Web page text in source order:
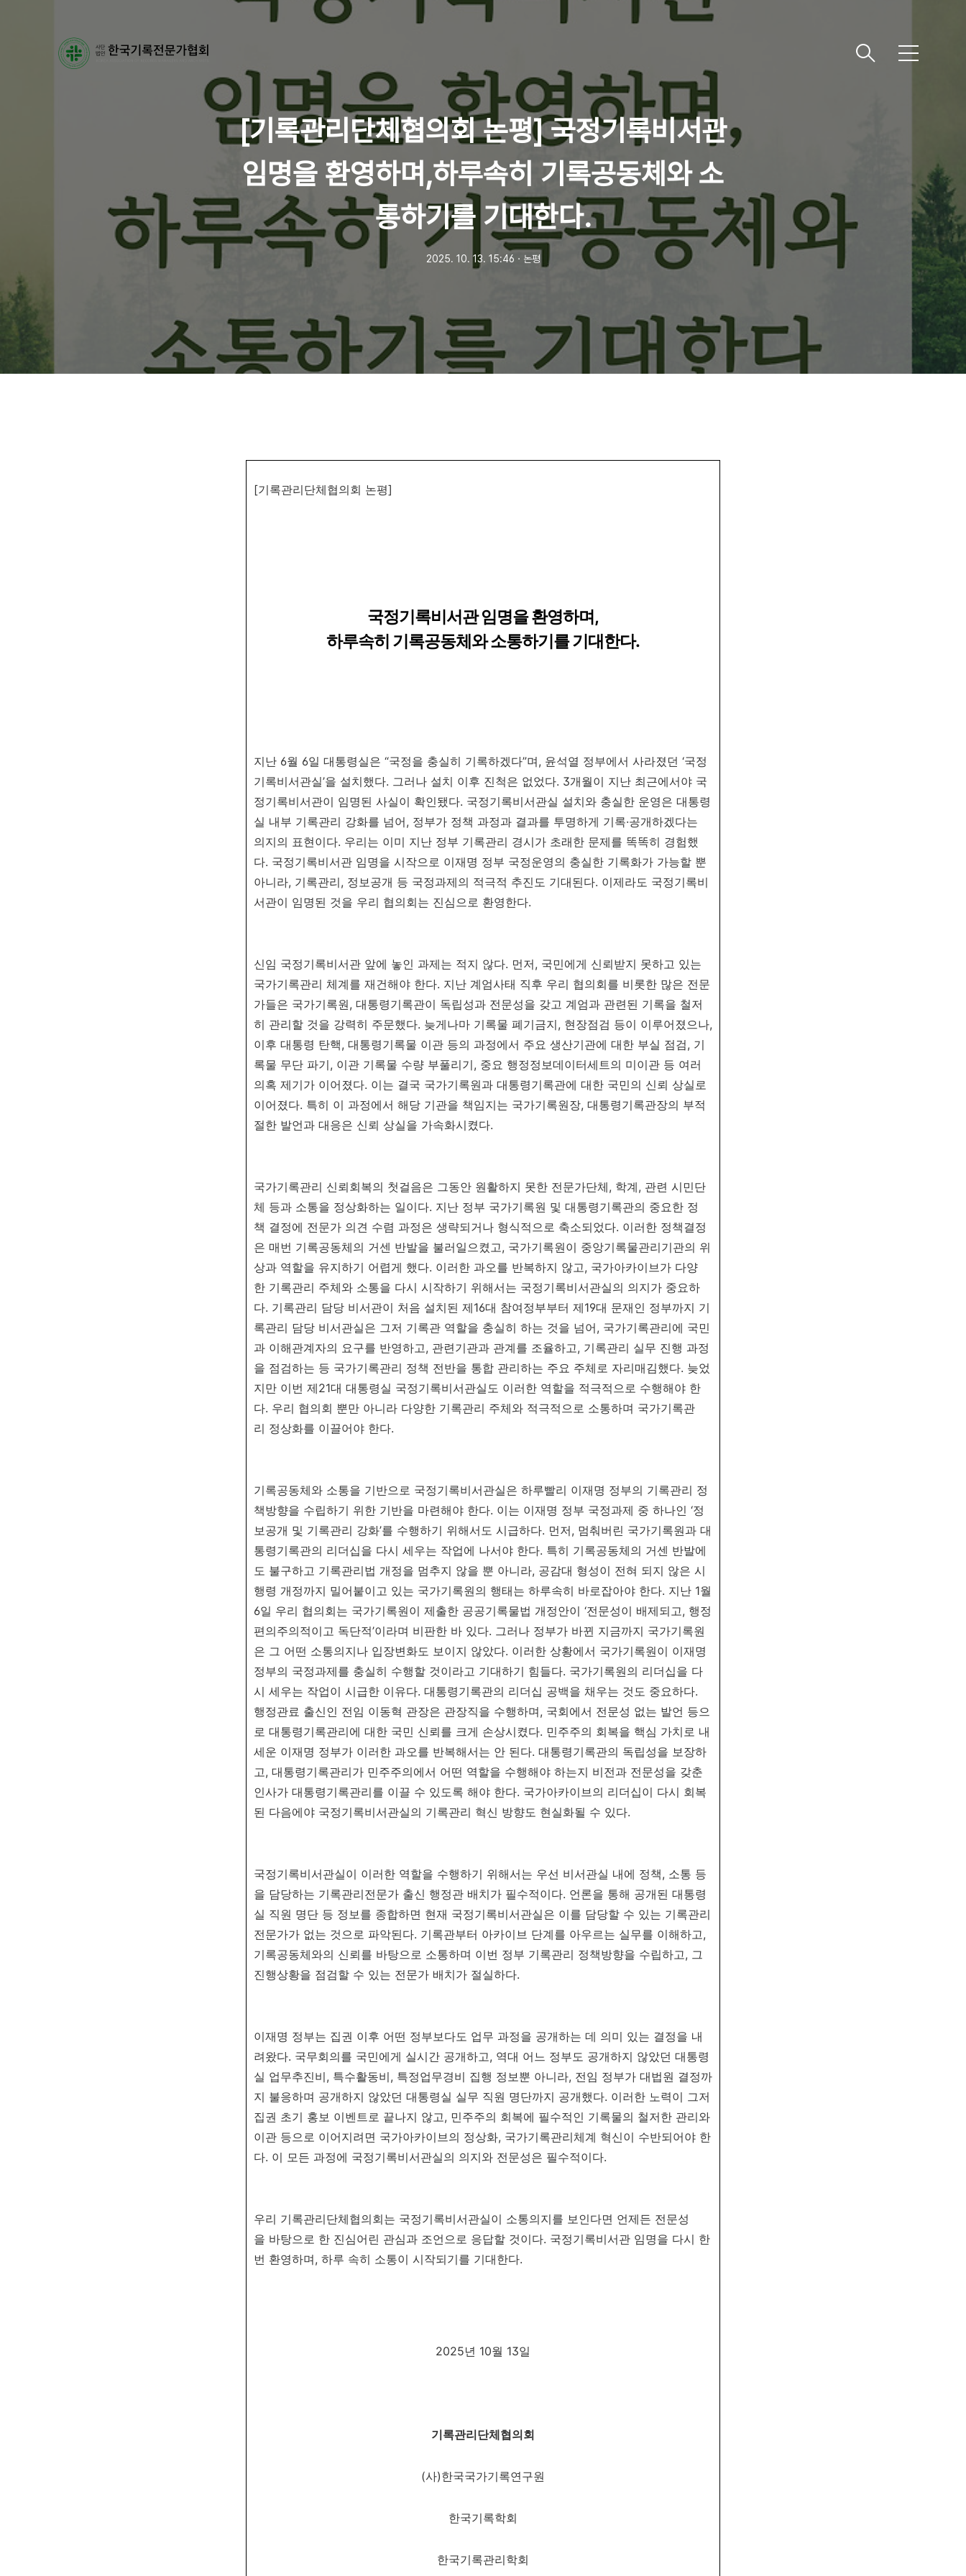
메
[기록관리단체협의회 논평] 국정기록비서관
임명을 환영하며,하루속히 기록공동체와 소
통하기를 기대한다.
2025. 10. 13. 15:46 ㆍ 논평
[기록관리단체협의회 논평]
국정기록비서관 임명을 환영하며,
하루속히 기록공동체와 소통하기를 기대한다.
지난 6월 6일 대통령실은 “국정을 충실히 기록하겠다”며, 윤석열 정부에서 사라졌던 ‘국정
기록비서관실’을 설치했다. 그러나 설치 이후 진척은 없었다. 3개월이 지난 최근에서야 국
정기록비서관이 임명된 사실이 확인됐다. 국정기록비서관실 설치와 충실한 운영은 대통령
실 내부 기록관리 강화를 넘어, 정부가 정책 과정과 결과를 투명하게 기록·공개하겠다는
의지의 표현이다. 우리는 이미 지난 정부 기록관리 경시가 초래한 문제를 똑똑히 경험했
다. 국정기록비서관 임명을 시작으로 이재명 정부 국정운영의 충실한 기록화가 가능할 뿐
아니라, 기록관리, 정보공개 등 국정과제의 적극적 추진도 기대된다. 이제라도 국정기록비
서관이 임명된 것을 우리 협의회는 진심으로 환영한다.
신임 국정기록비서관 앞에 놓인 과제는 적지 않다. 먼저, 국민에게 신뢰받지 못하고 있는
국가기록관리 체계를 재건해야 한다. 지난 계엄사태 직후 우리 협의회를 비롯한 많은 전문
가들은 국가기록원, 대통령기록관이 독립성과 전문성을 갖고 계엄과 관련된 기록을 철저
히 관리할 것을 강력히 주문했다. 늦게나마 기록물 폐기금지, 현장점검 등이 이루어졌으나,
이후 대통령 탄핵, 대통령기록물 이관 등의 과정에서 주요 생산기관에 대한 부실 점검, 기
록물 무단 파기, 이관 기록물 수량 부풀리기, 중요 행정정보데이터세트의 미이관 등 여러
의혹 제기가 이어졌다. 이는 결국 국가기록원과 대통령기록관에 대한 국민의 신뢰 상실로
이어졌다. 특히 이 과정에서 해당 기관을 책임지는 국가기록원장, 대통령기록관장의 부적
절한 발언과 대응은 신뢰 상실을 가속화시켰다.
국가기록관리 신뢰회복의 첫걸음은 그동안 원활하지 못한 전문가단체, 학계, 관련 시민단
체 등과 소통을 정상화하는 일이다. 지난 정부 국가기록원 및 대통령기록관의 중요한 정
책 결정에 전문가 의견 수렴 과정은 생략되거나 형식적으로 축소되었다. 이러한 정책결정
은 매번 기록공동체의 거센 반발을 불러일으켰고, 국가기록원이 중앙기록물관리기관의 위
상과 역할을 유지하기 어렵게 했다. 이러한 과오를 반복하지 않고, 국가아카이브가 다양
한 기록관리 주체와 소통을 다시 시작하기 위해서는 국정기록비서관실의 의지가 중요하
다. 기록관리 담당 비서관이 처음 설치된 제16대 참여정부부터 제19대 문재인 정부까지 기
록관리 담당 비서관실은 그저 기록관 역할을 충실히 하는 것을 넘어, 국가기록관리에 국민
과 이해관계자의 요구를 반영하고, 관련기관과 관계를 조율하고, 기록관리 실무 진행 과정
을 점검하는 등 국가기록관리 정책 전반을 통합 관리하는 주요 주체로 자리매김했다. 늦었
지만 이번 제21대 대통령실 국정기록비서관실도 이러한 역할을 적극적으로 수행해야 한
다. 우리 협의회 뿐만 아니라 다양한 기록관리 주체와 적극적으로 소통하며 국가기록관
리 정상화를 이끌어야 한다.
기록공동체와 소통을 기반으로 국정기록비서관실은 하루빨리 이재명 정부의 기록관리 정
책방향을 수립하기 위한 기반을 마련해야 한다. 이는 이재명 정부 국정과제 중 하나인 ‘정
보공개 및 기록관리 강화’를 수행하기 위해서도 시급하다. 먼저, 멈춰버린 국가기록원과 대
통령기록관의 리더십을 다시 세우는 작업에 나서야 한다. 특히 기록공동체의 거센 반발에
도 불구하고 기록관리법 개정을 멈추지 않을 뿐 아니라, 공감대 형성이 전혀 되지 않은 시
행령 개정까지 밀어붙이고 있는 국가기록원의 행태는 하루속히 바로잡아야 한다. 지난 1월
6일 우리 협의회는 국가기록원이 제출한 공공기록물법 개정안이 ‘전문성이 배제되고, 행정
편의주의적이고 독단적’이라며 비판한 바 있다. 그러나 정부가 바뀐 지금까지 국가기록원
은 그 어떤 소통의지나 입장변화도 보이지 않았다. 이러한 상황에서 국가기록원이 이재명
정부의 국정과제를 충실히 수행할 것이라고 기대하기 힘들다. 국가기록원의 리더십을 다
시 세우는 작업이 시급한 이유다. 대통령기록관의 리더십 공백을 채우는 것도 중요하다.
행정관료 출신인 전임 이동혁 관장은 관장직을 수행하며, 국회에서 전문성 없는 발언 등으
로 대통령기록관리에 대한 국민 신뢰를 크게 손상시켰다. 민주주의 회복을 핵심 가치로 내
세운 이재명 정부가 이러한 과오를 반복해서는 안 된다. 대통령기록관의 독립성을 보장하
고, 대통령기록관리가 민주주의에서 어떤 역할을 수행해야 하는지 비전과 전문성을 갖춘
인사가 대통령기록관리를 이끌 수 있도록 해야 한다. 국가아카이브의 리더십이 다시 회복
된 다음에야 국정기록비서관실의 기록관리 혁신 방향도 현실화될 수 있다.
국정기록비서관실이 이러한 역할을 수행하기 위해서는 우선 비서관실 내에 정책, 소통 등
을 담당하는 기록관리전문가 출신 행정관 배치가 필수적이다. 언론을 통해 공개된 대통령
실 직원 명단 등 정보를 종합하면 현재 국정기록비서관실은 이를 담당할 수 있는 기록관리
전문가가 없는 것으로 파악된다. 기록관부터 아카이브 단계를 아우르는 실무를 이해하고,
기록공동체와의 신뢰를 바탕으로 소통하며 이번 정부 기록관리 정책방향을 수립하고, 그
진행상황을 점검할 수 있는 전문가 배치가 절실하다.
이재명 정부는 집권 이후 어떤 정부보다도 업무 과정을 공개하는 데 의미 있는 결정을 내
려왔다. 국무회의를 국민에게 실시간 공개하고, 역대 어느 정부도 공개하지 않았던 대통령
실 업무추진비, 특수활동비, 특정업무경비 집행 정보뿐 아니라, 전임 정부가 대법원 결정까
지 불응하며 공개하지 않았던 대통령실 실무 직원 명단까지 공개했다. 이러한 노력이 그저
집권 초기 홍보 이벤트로 끝나지 않고, 민주주의 회복에 필수적인 기록물의 철저한 관리와
이관 등으로 이어지려면 국가아카이브의 정상화, 국가기록관리체계 혁신이 수반되어야 한
다. 이 모든 과정에 국정기록비서관실의 의지와 전문성은 필수적이다.
우리 기록관리단체협의회는 국정기록비서관실이 소통의지를 보인다면 언제든 전문성
을 바탕으로 한 진심어린 관심과 조언으로 응답할 것이다. 국정기록비서관 임명을 다시 한
번 환영하며, 하루 속히 소통이 시작되기를 기대한다.
2025년 10월 13일
기록관리단체협의회
(사)한국국가기록연구원
한국기록학회
한국기록관리학회